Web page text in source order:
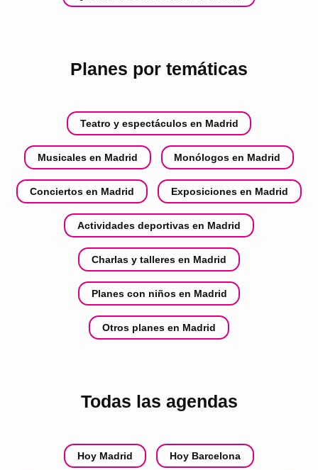
Planes por temáticas
Teatro y espectáculos en Madrid
Musicales en Madrid Monólogos en Madrid
Conciertos en Madrid Exposiciones en Madrid
Actividades deportivas en Madrid
Charlas y talleres en Madrid
Planes con niños en Madrid
Otros planes en Madrid
Todas las agendas
Hoy Madrid Hoy Barcelona